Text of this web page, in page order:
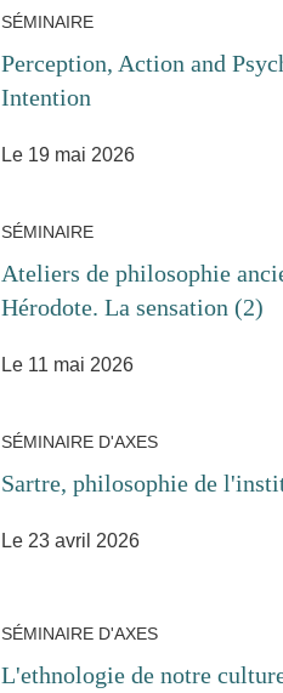
SÉMINAIRE
Perception, Action and
Intention
Le 19 mai 2026
SÉMINAIRE
Ateliers de philosophie
Hérodote. La sensation (2)
Le 11 mai 2026
SÉMINAIRE D'AXES
Sartre, philosophie de
Le 23 avril 2026
SÉMINAIRE D'AXES
L'ethnologie de notre